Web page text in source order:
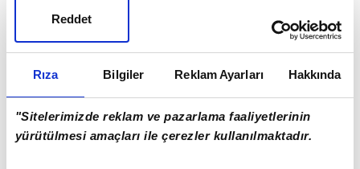
Rıza Bilgiler Reklam Ayarları Hakkında
"Sitelerimizde reklam ve pazarlama faaliyetlerinin
yürütülmesi amaçları ile çerezler kullanılmaktadır.
Reddet
Kanarya bu bağlamda önceliğiniBrezilya
kulüplerine verdi.